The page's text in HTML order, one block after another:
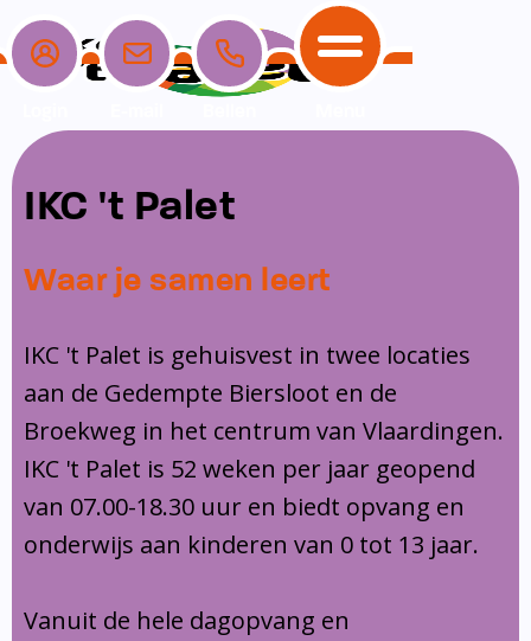
Home
School
Ons team
Schoolgids
Leerlingenzorg
Privacy
Vakanties en lesvrije dagen
Ouders
Ouders
Overblijf
Ouderraad
Medezeggenschapsraad
Klachtenregeling
Opvang
Opvang
Peuterspeelzaal
Buitenschoolse opvang
Communicatie
Communicatie
Contact
IKC 't Palet
Waar je samen leert
IKC 't Palet is gehuisvest in twee locaties
aan de Gedempte Biersloot en de
Broekweg in het centrum van Vlaardingen.
IKC 't Palet is 52 weken per jaar geopend
van 07.00-18.30 uur en biedt opvang en
onderwijs aan kinderen van 0 tot 13 jaar.
Vanuit de hele dagopvang en